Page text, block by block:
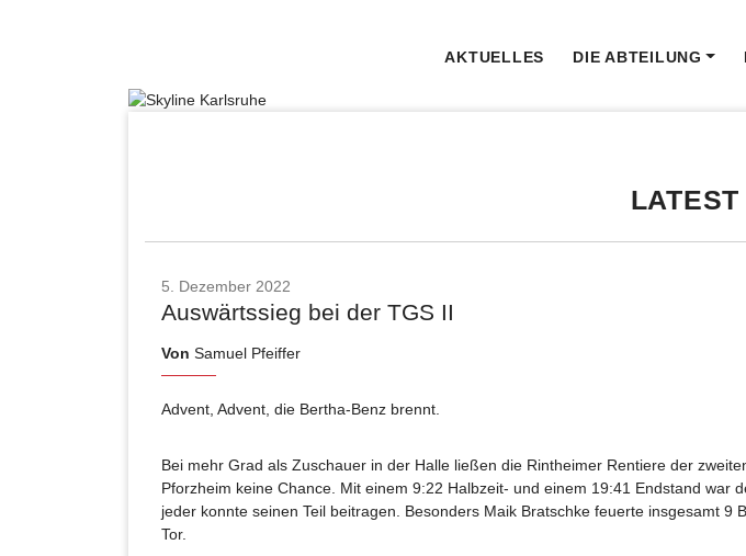
AKTUELLES DIE ABTEILUNG
5. Dezember 2022
Auswärtssieg bei der TGS II
Von Samuel Pfeiffer
Advent, Advent, die Bertha-Benz brennt.
Bei mehr Grad als Zuschauer in der Halle ließen die Rintheimer Rentiere der
Pforzheim keine Chance. Mit einem 9:22 Halbzeit- und einem 19:41 Endstand war
jeder konnte seinen Teil beitragen. Besonders Maik Bratschke feuerte insgesamt 9
Tor.